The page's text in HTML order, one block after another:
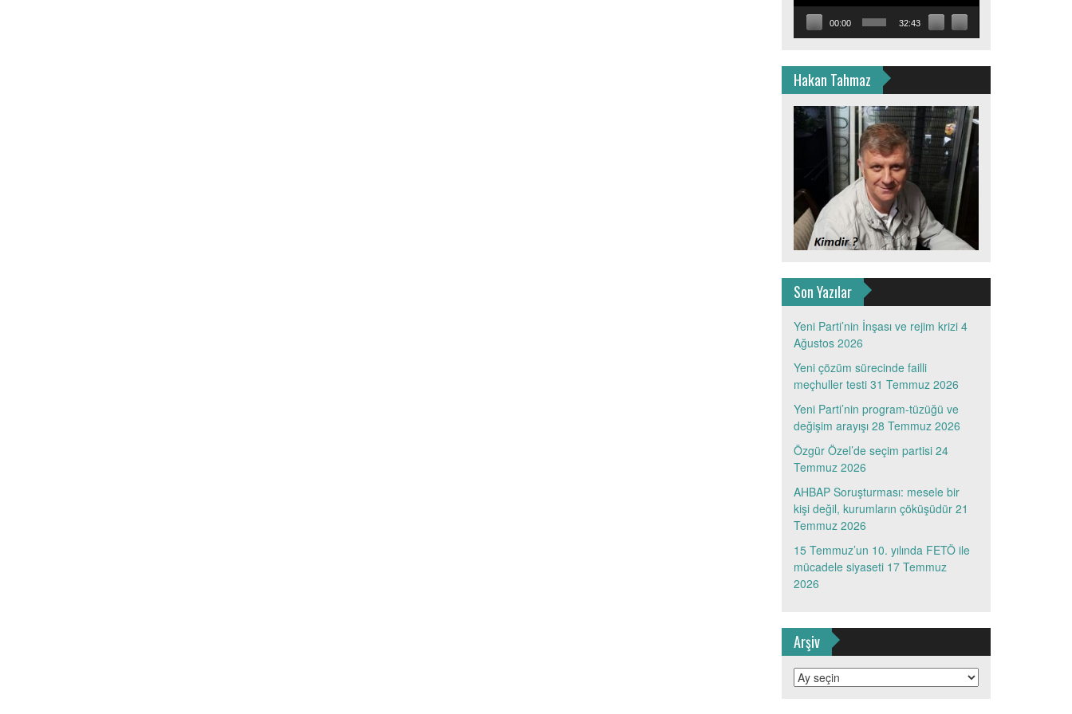
00:00 32:43
Hakan Tahmaz
Son Yazılar
Yeni Parti’nin İnşası ve rejim krizi 4
Ağustos 2026
Yeni çözüm sürecinde failli
meçhuller testi 31 Temmuz 2026
Yeni Parti’nin program-tüzüğü ve
değişim arayışı 28 Temmuz 2026
Özgür Özel’de seçim partisi 24
Temmuz 2026
AHBAP Soruşturması: mesele bir
kişi değil, kurumların çöküşüdür 21
Temmuz 2026
15 Temmuz’un 10. yılında FETÖ ile
mücadele siyaseti 17 Temmuz
2026
Arşiv
Arşiv